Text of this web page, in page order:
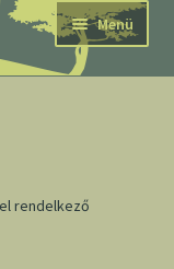
Menü
rendelkező